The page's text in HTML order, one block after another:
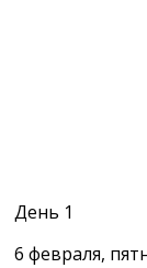
День 1
6 февраля,